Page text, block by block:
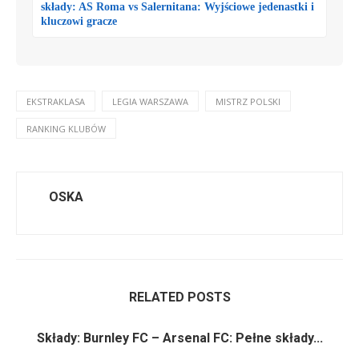
składy: AS Roma vs Salernitana: Wyjściowe jedenastki i
kluczowi gracze
EKSTRAKLASA LEGIA WARSZAWA MISTRZ POLSKI
RANKING KLUBÓW
OSKA
RELATED POSTS
Składy: Burnley FC – Arsenal FC: Pełne składy...